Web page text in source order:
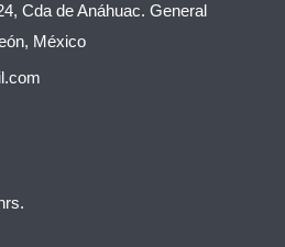
Cda de Anáhuac. General
México